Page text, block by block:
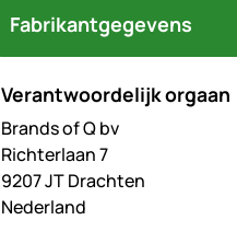
Fabrikantgegevens
Verantwoordelijk orgaan
Brands of Q bv
Richterlaan 7
9207 JT Drachten
Nederland